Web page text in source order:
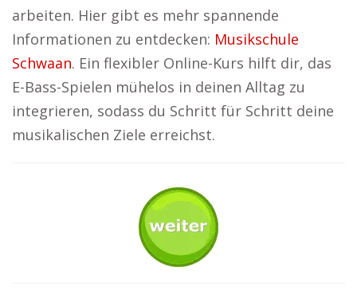
arbeiten. Hier gibt es mehr spannende
Informationen zu entdecken: Musikschule
Schwaan. Ein flexibler Online-Kurs hilft dir, das
E-Bass-Spielen mühelos in deinen Alltag zu
integrieren, sodass du Schritt für Schritt deine
musikalischen Ziele erreichst.